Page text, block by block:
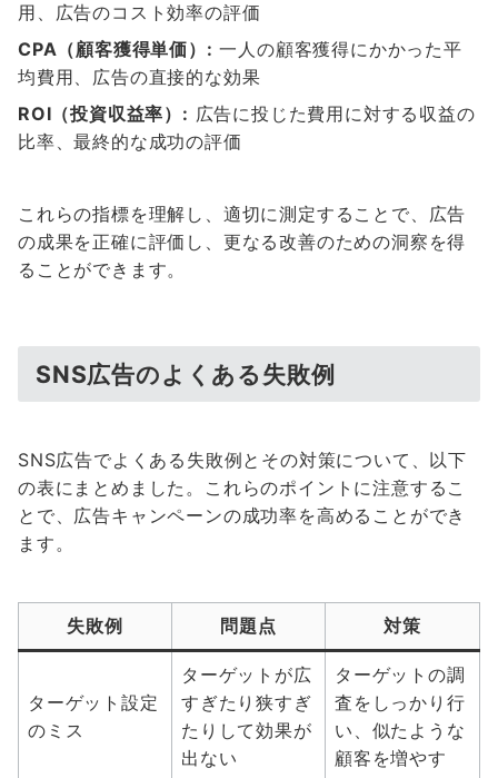
用、広告のコスト効率の評価
CPA（顧客獲得単価）: 一人の顧客獲得にかかった平
均費用、広告の直接的な効果
ROI（投資収益率）: 広告に投じた費用に対する収益の
比率、最終的な成功の評価
これらの指標を理解し、適切に測定することで、広告
の成果を正確に評価し、更なる改善のための洞察を得
ることができます。
SNS広告のよくある失敗例
SNS広告でよくある失敗例とその対策について、以下
の表にまとめました。これらのポイントに注意するこ
とで、広告キャンペーンの成功率を高めることができ
ます。
失敗例 問題点 対策
ターゲット設定
のミス
ターゲットが広
すぎたり狭すぎ
たりして効果が
出ない
ターゲットの調
査をしっかり行
い、似たような
顧客を増やす